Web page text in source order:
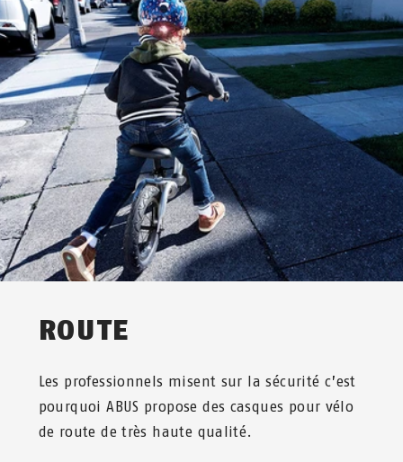
URBAIN
ROUTE
Les professionnels misent sur la sécurité c’est
pourquoi ABUS propose des casques pour vélo
de route de très haute qualité.